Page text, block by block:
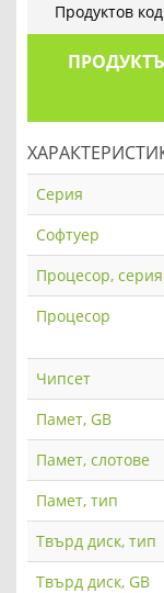
Продуктов
Серия
Софтуер
Процесор, серия
Процесор
Чипсет
Памет, GB
Памет, слотове
Памет, тип
Твърд диск, тип
Твърд диск, GB